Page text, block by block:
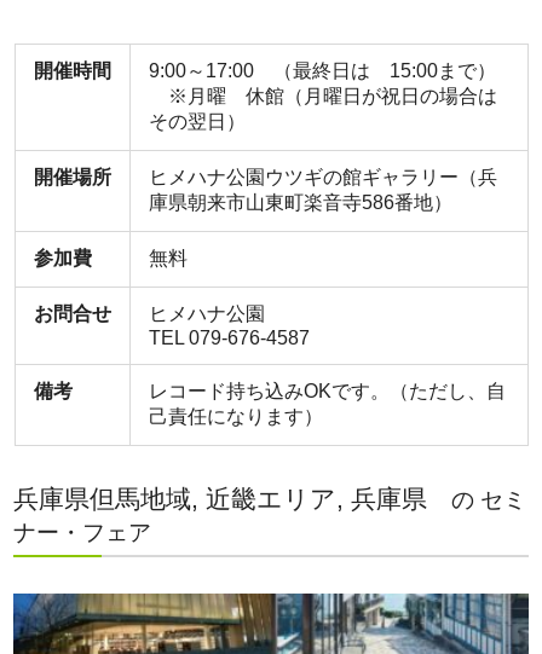
開催時間
9:00～17:00 （最終日は 15:00まで）
※月曜 休館（月曜日が祝日の場合は
その翌日）
開催場所
ヒメハナ公園ウツギの館ギャラリー（兵
庫県朝来市山東町楽音寺586番地）
参加費 無料
お問合せ
ヒメハナ公園
TEL 079-676-4587
備考
レコード持ち込みOKです。（ただし、自
己責任になります）
兵庫県但馬地域, 近畿エリア, 兵庫県
の セミ
ナー・フェア